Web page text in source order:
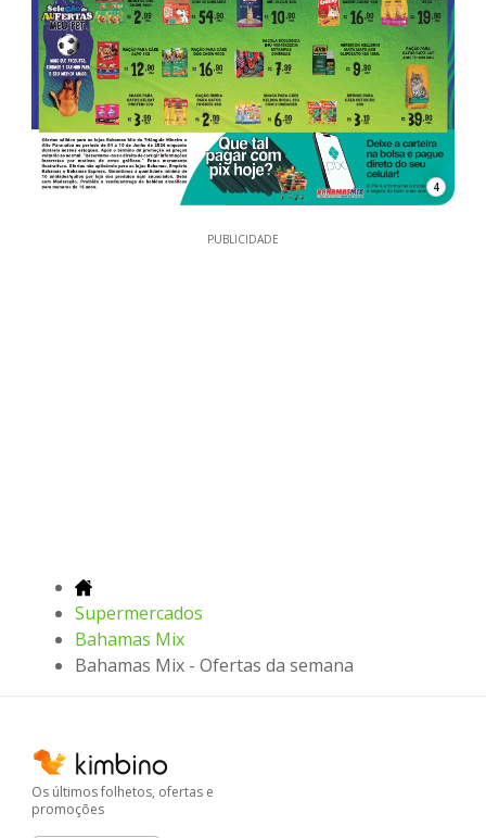
4
PUBLICIDADE
Supermercados
Bahamas Mix
Bahamas Mix - Ofertas da semana
Os últimos folhetos, ofertas e
promoções